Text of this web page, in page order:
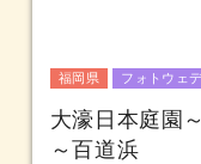
福岡県 フォトウェ
大濠日本庭園
～百道浜